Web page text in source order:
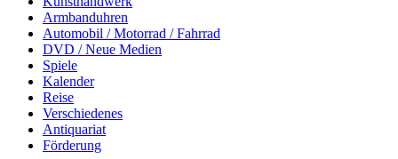
Armbanduhren
Automobil / Motorrad / Fahrrad
DVD / Neue Medien
Spiele
Kalender
Reise
Verschiedenes
Antiquariat
Förderung